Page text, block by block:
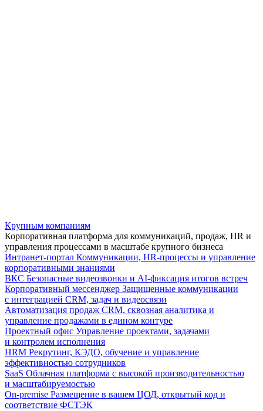
Крупным компаниям
Корпоративная платформа для коммуникаций, продаж, HR и
управления процессами в масштабе крупного бизнеса
Интранет-портал Коммуникации, HR-процессы и управление
корпоративными знаниями
ВКС Безопасные видеозвонки и AI-фиксация итогов встреч
Корпоративный мессенджер Защищенные коммуникации
с интеграцией CRM, задач и видеосвязи
Автоматизация продаж CRM, сквозная аналитика и
управление продажами в едином контуре
Проектный офис Управление проектами, задачами
и контролем исполнения
HRM Рекрутинг, КЭДО, обучение и управление
эффективностью сотрудников
SaaS Облачная платформа с высокой производительностью
и масштабируемостью
On-premise Размещение в вашем ЦОД, открытый код и
соответствие ФСТЭК